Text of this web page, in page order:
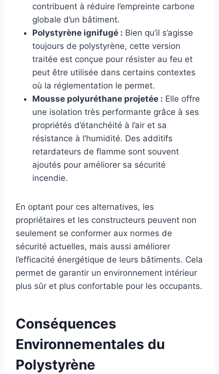
contribuent à réduire l’empreinte carbone
globale d’un bâtiment.
Polystyrène ignifugé : Bien qu’il s’agisse
toujours de polystyrène, cette version
traitée est conçue pour résister au feu et
peut être utilisée dans certains contextes
où la réglementation le permet.
Mousse polyuréthane projetée : Elle offre
une isolation très performante grâce à ses
propriétés d’étanchéité à l’air et sa
résistance à l’humidité. Des additifs
retardateurs de flamme sont souvent
ajoutés pour améliorer sa sécurité
incendie.
En optant pour ces alternatives, les
propriétaires et les constructeurs peuvent non
seulement se conformer aux normes de
sécurité actuelles, mais aussi améliorer
l’efficacité énergétique de leurs bâtiments. Cela
permet de garantir un environnement intérieur
plus sûr et plus confortable pour les occupants.
Conséquences
Environnementales du
Polystyrène